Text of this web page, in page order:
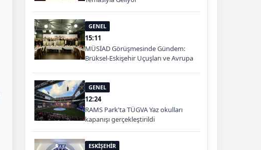
GENEL
15:11
MÜSİAD Görüşmesinde Gündem:
Brüksel-Eskişehir Uçuşları ve Avrupa
GENEL
12:24
RAMS Park'ta TÜGVA Yaz okulları
kapanışı gerçekleştirildi
ESKİŞEHİR